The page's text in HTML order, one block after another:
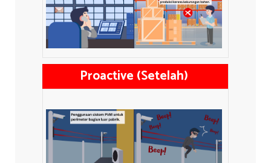
Proactive (Setelah)